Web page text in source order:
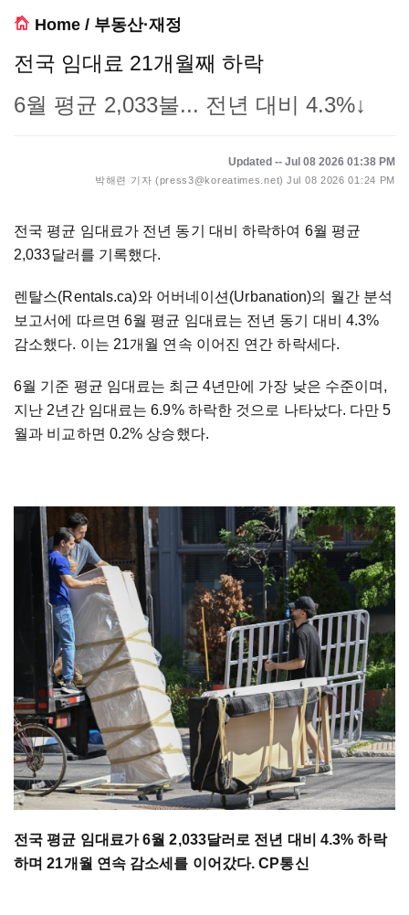
Home / 부동산·재정
전국 임대료 21개월째 하락
6월 평균 2,033불... 전년 대비 4.3%↓
Updated -- Jul 08 2026 01:38 PM
박해련 기자 (press3@koreatimes.net) Jul 08 2026 01:24 PM
전국 평균 임대료가 전년 동기 대비 하락하여 6월 평균
2,033달러를 기록했다.
렌탈스(Rentals.ca)와 어버네이션(Urbanation)의 월간 분석
보고서에 따르면 6월 평균 임대료는 전년 동기 대비 4.3%
감소했다. 이는 21개월 연속 이어진 연간 하락세다.
6월 기준 평균 임대료는 최근 4년만에 가장 낮은 수준이며,
지난 2년간 임대료는 6.9% 하락한 것으로 나타났다. 다만 5
월과 비교하면 0.2% 상승했다.
전국 평균 임대료가 6월 2,033달러로 전년 대비 4.3% 하락
하며 21개월 연속 감소세를 이어갔다. CP통신